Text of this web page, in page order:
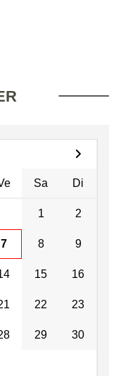
Sa Di
1 2
7 8 9
15 16
22 23
29 30